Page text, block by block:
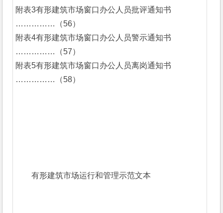
附表3有形建筑市场窗口办公人员批评通知书
……………（56）
附表4有形建筑市场窗口办公人员警示通知书
……………（57）
附表5有形建筑市场窗口办公人员离岗通知书
……………（58）
有形建筑市场运行和管理示范文本